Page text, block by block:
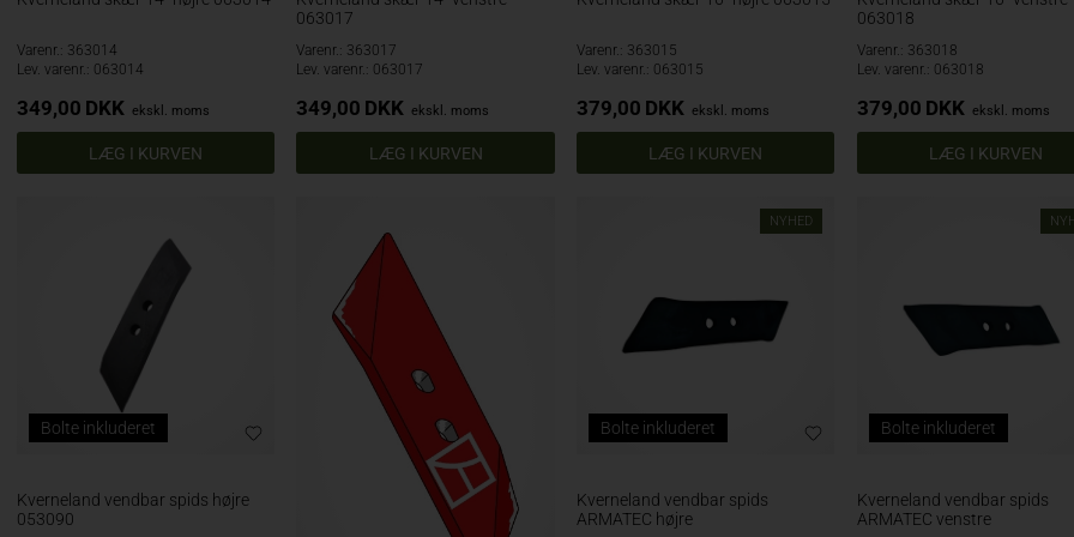
Varenr.: 363014
Lev. varenr.: 063014
349,00 DKK ekskl. moms
063017
Varenr.: 363017
Lev. varenr.: 063017
349,00 DKK ekskl. moms
Varenr.: 363015
Lev. varenr.: 063015
379,00 DKK ekskl. moms
063018
Varenr.: 363018
Lev. varenr.: 063018
379,00 DKK ekskl. moms
Bolte inkluderet
Kverneland vendbar spids højre
053090
NYHED
Bolte inkluderet
Kverneland vendbar spids
ARMATEC højre
Bolte inkluderet
Kverneland vendbar spids
ARMATEC venstre